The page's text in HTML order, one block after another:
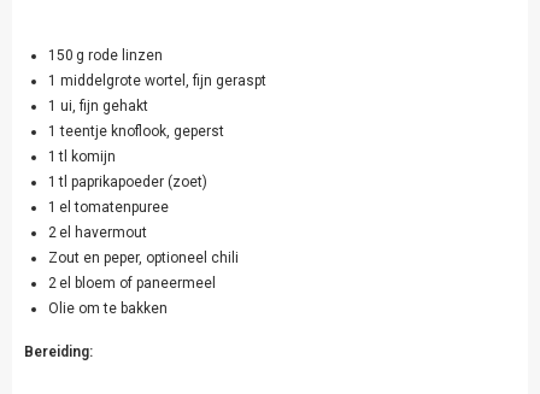
150 g rode linzen
1 middelgrote wortel, fijn geraspt
1 ui, fijn gehakt
1 teentje knoflook, geperst
1 tl komijn
1 tl paprikapoeder (zoet)
1 el tomatenpuree
2 el havermout
Zout en peper, optioneel chili
2 el bloem of paneermeel
Olie om te bakken
Bereiding: